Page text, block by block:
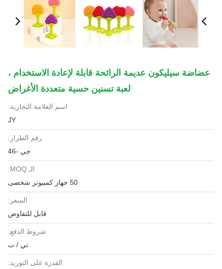
عضاضة سيليكون عديمة الرائحة قابلة لإعادة الاستخدام ،
لعبة تسنين حسية متعددة الأغراض
اسم العلامة التجارية:
JY
رقم الطراز:
جي -46
الـ MOQ:
50 جهاز كمبيوتر شخصى
السعر:
قابل للتفاوض
شروط الدفع:
تي / ت
القدرة على التوريد: